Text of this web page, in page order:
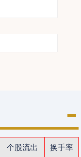
个股流出
换手率